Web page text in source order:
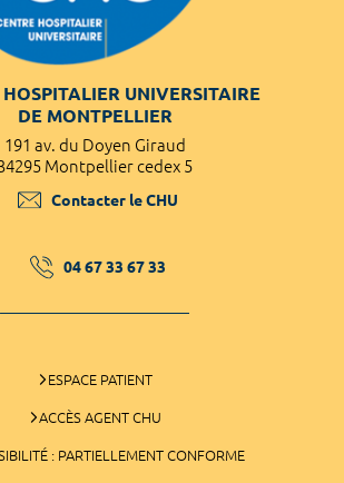
HOSPITALIER UNIVERSITAIRE
DE MONTPELLIER
191 av. du Doyen Giraud
Montpellier cedex 5
Contacter le CHU
04 67 33 67 33
ESPACE PATIENT
ACCÈS AGENT CHU
: PARTIELLEMENT CONFORME